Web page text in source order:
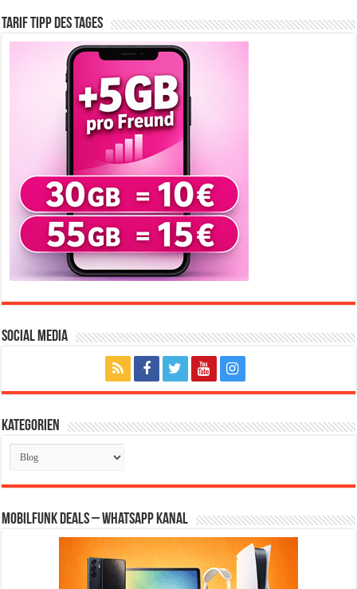
Tarif Tipp des Tages
Social Media
Kategorien
Kategorien
Mobilfunk Deals – WhatsApp Kanal